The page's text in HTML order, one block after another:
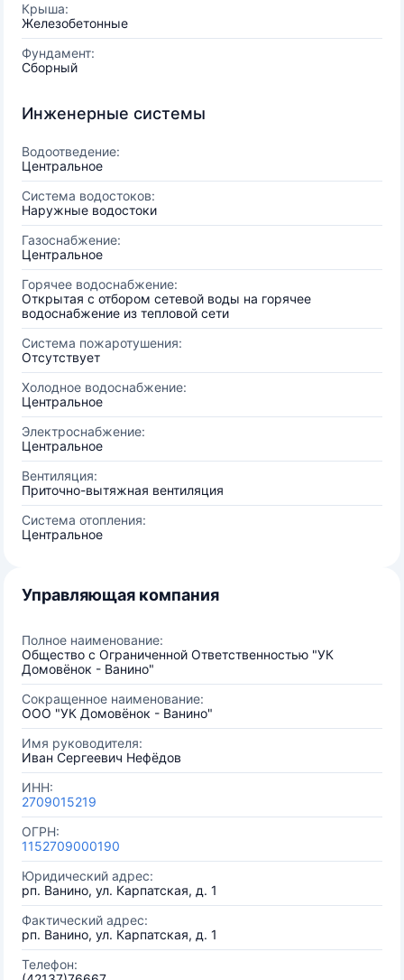
Крыша:
Железобетонные
Фундамент:
Сборный
Инженерные системы
Водоотведение:
Центральное
Система водостоков:
Наружные водостоки
Газоснабжение:
Центральное
Горячее водоснабжение:
Открытая с отбором сетевой воды на горячее
водоснабжение из тепловой сети
Система пожаротушения:
Отсутствует
Холодное водоснабжение:
Центральное
Электроснабжение:
Центральное
Вентиляция:
Приточно-вытяжная вентиляция
Система отопления:
Центральное
Управляющая компания
Полное наименование:
Общество с Ограниченной Ответственностью "УК
Домовёнок - Ванино"
Сокращенное наименование:
ООО "УК Домовёнок - Ванино"
Имя руководителя:
Иван Сергеевич Нефёдов
ИНН:
2709015219
ОГРН:
1152709000190
Юридический адрес:
рп. Ванино, ул. Карпатская, д. 1
Фактический адрес:
рп. Ванино, ул. Карпатская, д. 1
Телефон: